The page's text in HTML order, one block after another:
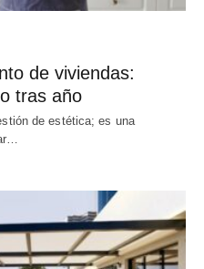
de viviendas:
tras año
de estética; es una